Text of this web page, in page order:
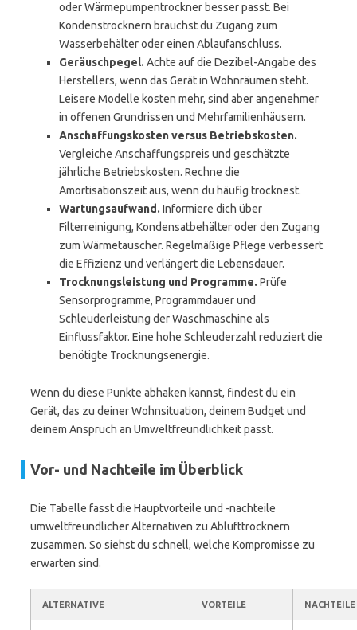
oder Wärmepumpentrockner besser passt. Bei
Kondenstrocknern brauchst du Zugang zum
Wasserbehälter oder einen Ablaufanschluss.
Geräuschpegel. Achte auf die Dezibel-Angabe des
Herstellers, wenn das Gerät in Wohnräumen steht.
Leisere Modelle kosten mehr, sind aber angenehmer
in offenen Grundrissen und Mehrfamilienhäusern.
Anschaffungskosten versus Betriebskosten.
Vergleiche Anschaffungspreis und geschätzte
jährliche Betriebskosten. Rechne die
Amortisationszeit aus, wenn du häufig trocknest.
Wartungsaufwand. Informiere dich über
Filterreinigung, Kondensatbehälter oder den Zugang
zum Wärmetauscher. Regelmäßige Pflege verbessert
die Effizienz und verlängert die Lebensdauer.
Trocknungsleistung und Programme. Prüfe
Sensorprogramme, Programmdauer und
Schleuderleistung der Waschmaschine als
Einflussfaktor. Eine hohe Schleuderzahl reduziert die
benötigte Trocknungsenergie.
Wenn du diese Punkte abhaken kannst, findest du ein
Gerät, das zu deiner Wohnsituation, deinem Budget und
deinem Anspruch an Umweltfreundlichkeit passt.
Vor- und Nachteile im Überblick
Die Tabelle fasst die Hauptvorteile und -nachteile
umweltfreundlicher Alternativen zu Ablufttrocknern
zusammen. So siehst du schnell, welche Kompromisse zu
erwarten sind.
ALTERNATIVE VORTEILE NACHTEILE